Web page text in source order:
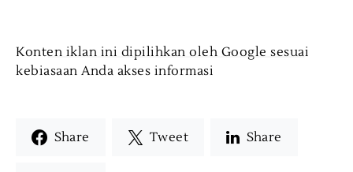
Konten iklan ini dipilihkan oleh Google sesuai
kebiasaan Anda akses informasi
Share Tweet Share